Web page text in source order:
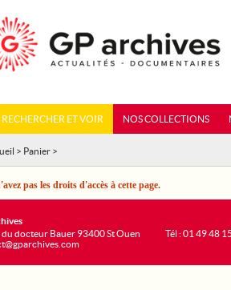
RECHERCHER ET VOIR NOS COLLECTIONS
> Panier >
pas les droits d'accès à cette page.
du docteur Bauer 93400 St Ouen
Tél : 01 49 48